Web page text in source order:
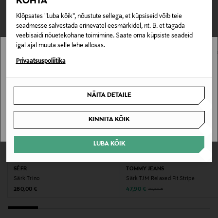
Klõpsates "Luba kõik", nõustute sellega, et küpsiseid võib teie
seadmesse salvestada erinevatel eesmärkidel, nt. B. et tagada
veebisaidi nõuetekohane toimimine. Saate oma küpsiste seadeid
igal ajal muuta selle lehe allosas.
Privaatsuspoliitika
NÄITA DETAILE
KINNITA KÕIK
LUBA KÕIK
Hooldusjuhendid
Masinpesu
BLUE
Tootjamaa
PORTUGAL
Valmistaja tootenumber
101002-4514
Tootja
OAS COMPANY AB
Tarnimine pakiautomaati või postkontorisse
0,00 € – 4,90 €
TEISED KLIENDID
VAATASID KA
SÉFR
Särk Trino
Original Price
280,00 €
TOMMY JEANS
Särk TJM Relaxed Fit Stripe
Discounted Price
47,90 € Original Price
79,90 €
Stockmann pole Sinu riigis saadaval.
SAAN ARU